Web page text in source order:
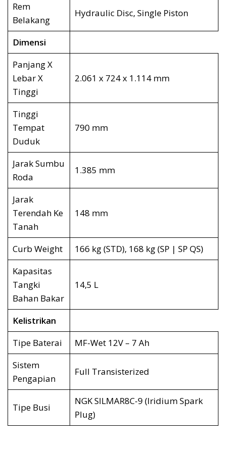
Rem
Belakang
Hydraulic Disc, Single Piston
Dimensi
Panjang X
Lebar X
Tinggi
2.061 x 724 x 1.114 mm
Tinggi
Tempat
Duduk
790 mm
Jarak Sumbu
Roda
1.385 mm
Jarak
Terendah Ke
Tanah
148 mm
Curb Weight
166 kg (STD), 168 kg (SP | SP QS)
Kapasitas
Tangki
Bahan Bakar
14,5 L
Kelistrikan
Tipe Baterai
MF-Wet 12V – 7 Ah
Sistem
Pengapian
Full Transisterized
Tipe Busi
NGK SILMAR8C-9 (Iridium Spark
Plug)